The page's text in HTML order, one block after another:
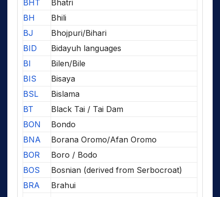
BHT
Bhatri
BH
Bhili
BJ
Bhojpuri/Bihari
BID
Bidayuh languages
BI
Bilen/Bile
BIS
Bisaya
BSL
Bislama
BT
Black Tai / Tai Dam
BON
Bondo
BNA
Borana Oromo/Afan Oromo
BOR
Boro / Bodo
BOS
Bosnian (derived from Serbocroat)
BRA
Brahui